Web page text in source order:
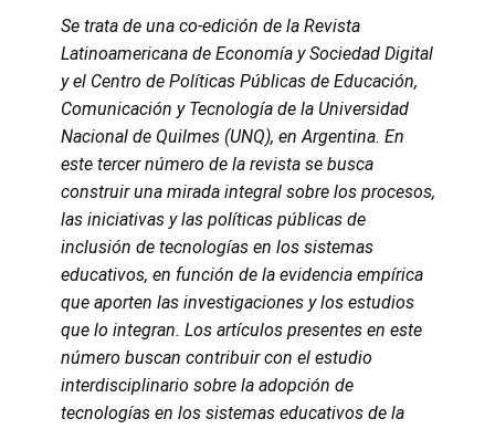
Se trata de una co-edición de la Revista
Latinoamericana de Economía y Sociedad Digital
y el Centro de Políticas Públicas de Educación,
Comunicación y Tecnología de la Universidad
Nacional de Quilmes (UNQ), en Argentina. En
este tercer número de la revista se busca
construir una mirada integral sobre los procesos,
las iniciativas y las políticas públicas de
inclusión de tecnologías en los sistemas
educativos, en función de la evidencia empírica
que aporten las investigaciones y los estudios
que lo integran. Los artículos presentes en este
número buscan contribuir con el estudio
interdisciplinario sobre la adopción de
tecnologías en los sistemas educativos de la